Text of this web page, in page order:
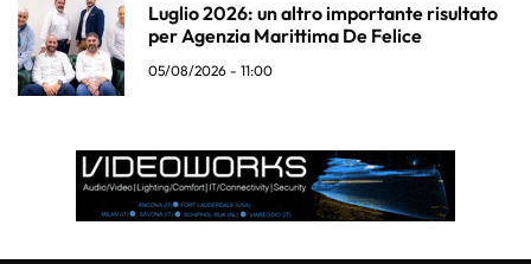
Luglio 2026: un altro importante risultato
per Agenzia Marittima De Felice
05/08/2026 - 11:00